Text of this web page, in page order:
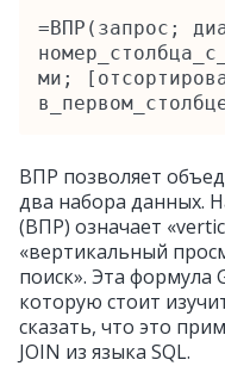
=ВПР(запрос;
ми;
ВПР позволяет
два набора данных.
(ВПР) означает
«вертикальный
поиск». Эта формула
которую стоит
сказать, что это
JOIN из языка SQL.